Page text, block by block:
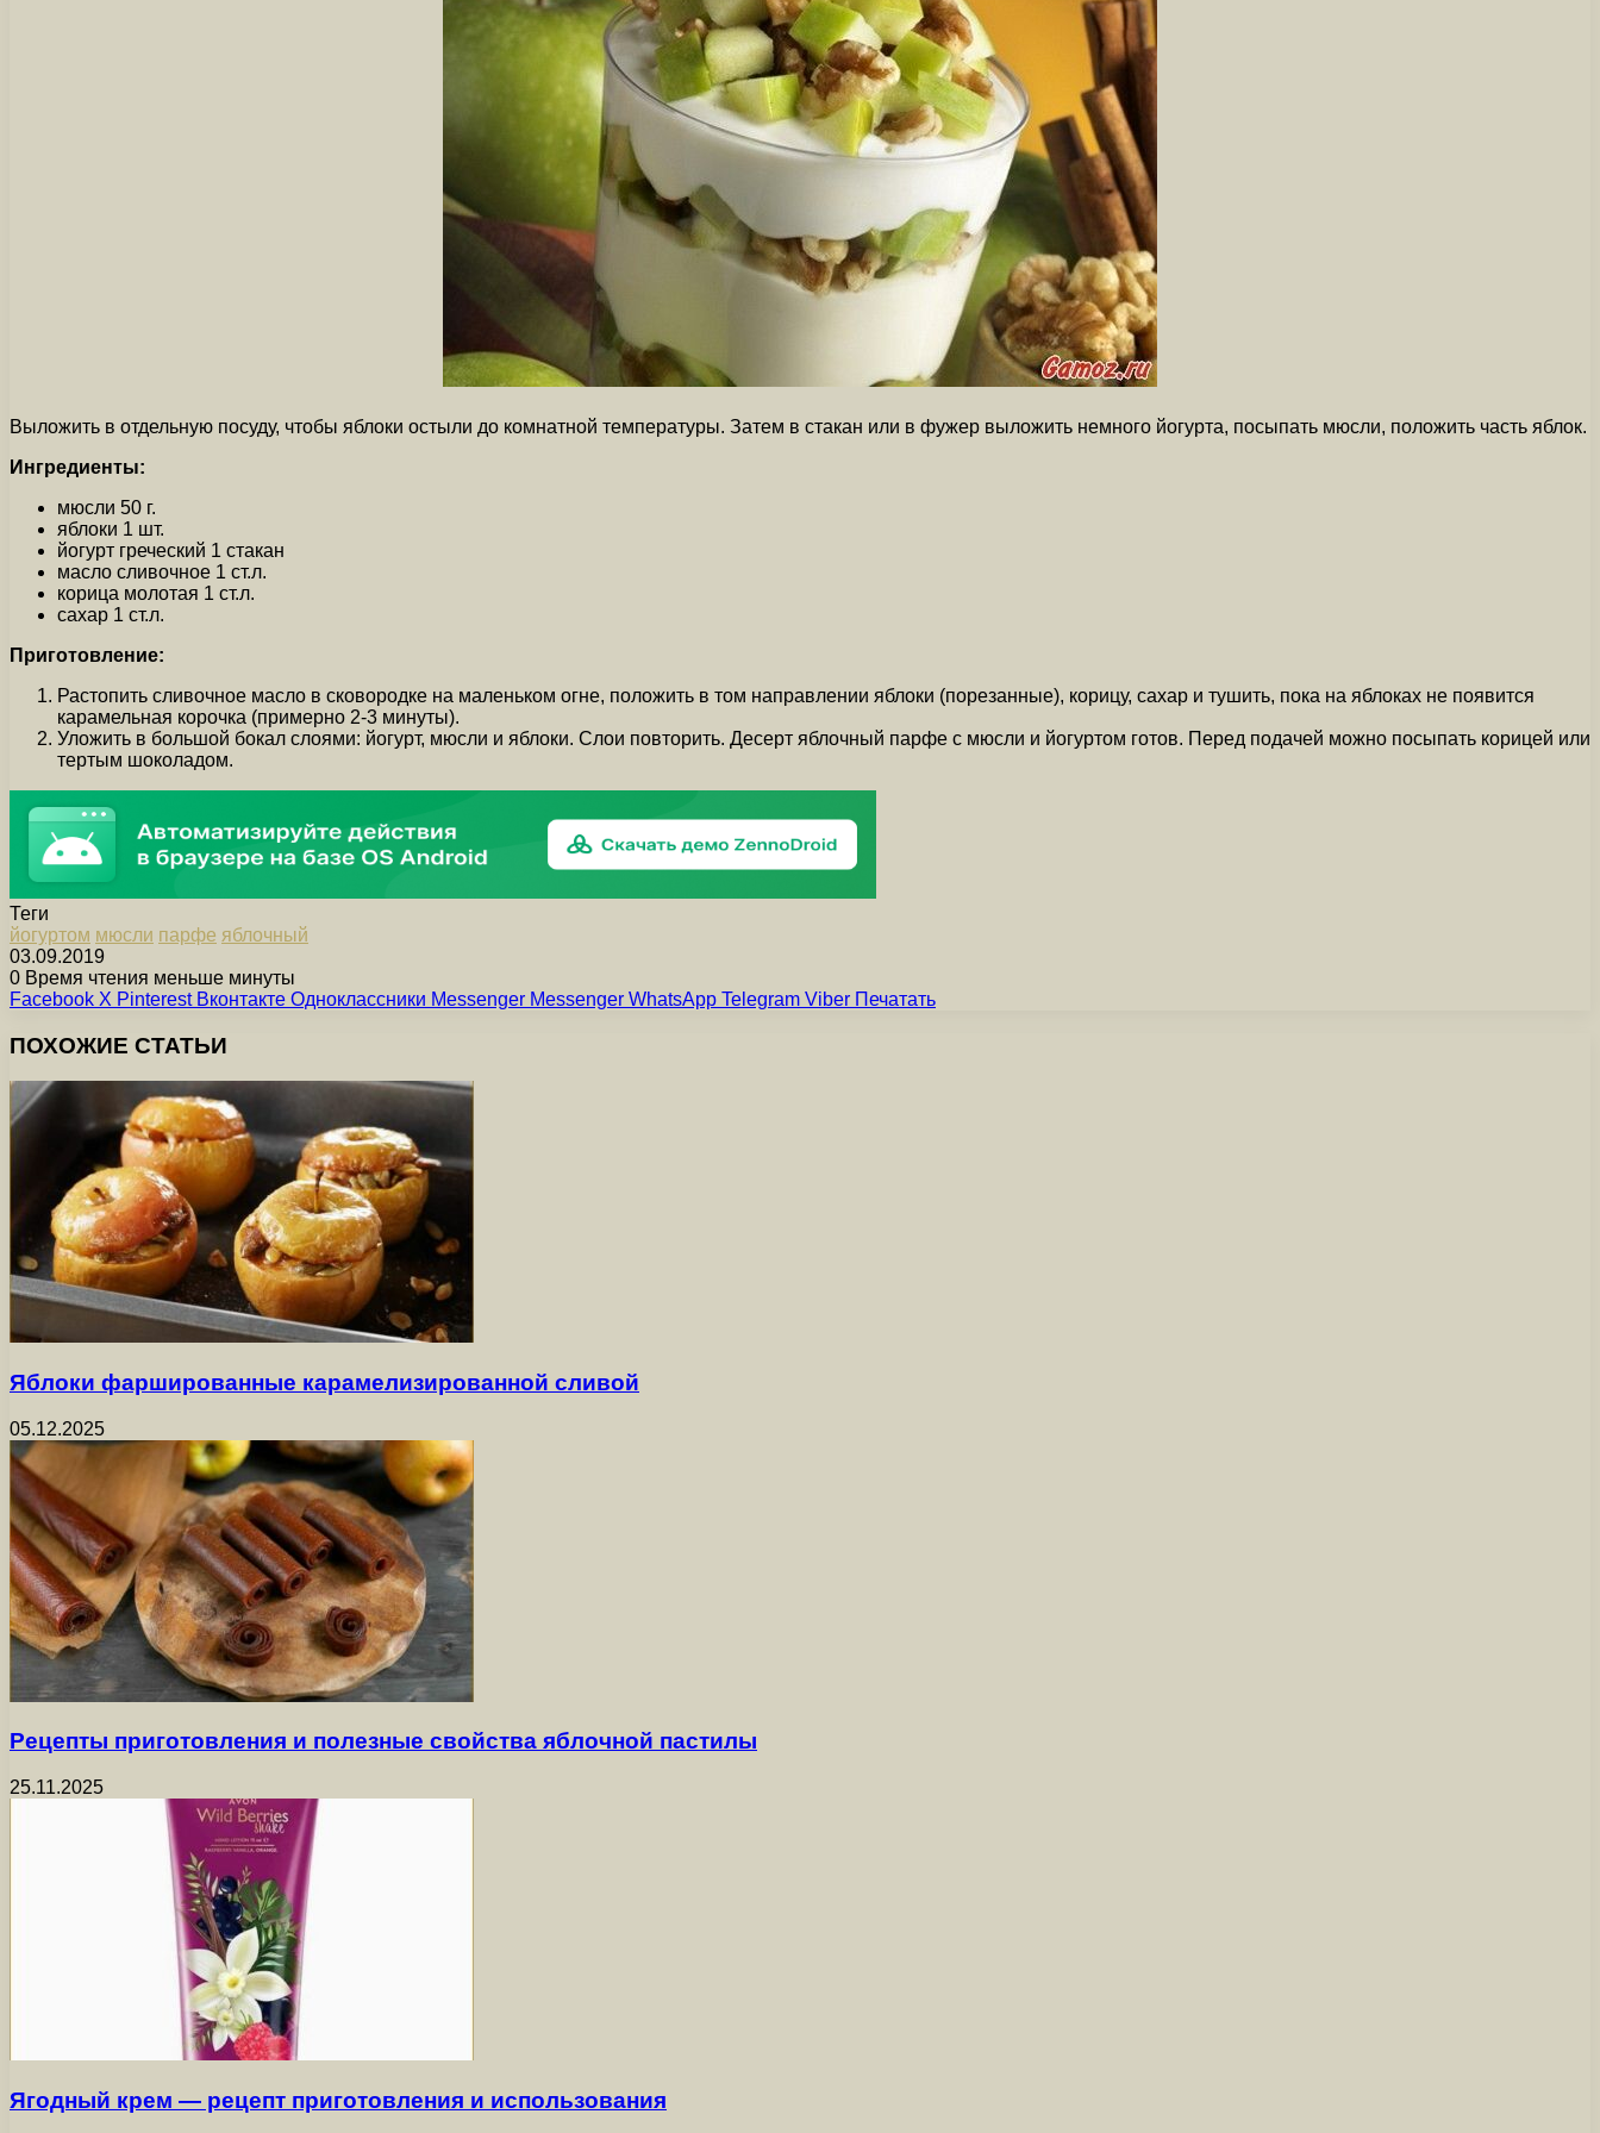
Выложить в отдельную посуду, чтобы яблоки остыли до комнатной температуры. Затем в стакан или в фужер выложить немного йогурта, посыпать мюсли, положить часть яблок.
Ингредиенты:
мюсли 50 г.
яблоки 1 шт.
йогурт греческий 1 стакан
масло сливочное 1 ст.л.
корица молотая 1 ст.л.
сахар 1 ст.л.
Приготовление:
Растопить сливочное масло в сковородке на маленьком огне, положить в том направлении яблоки (порезанные), корицу, сахар и тушить, пока на яблоках не появится
карамельная корочка (примерно 2-3 минуты).
Уложить в большой бокал слоями: йогурт, мюсли и яблоки. Слои повторить. Десерт яблочный парфе с мюсли и йогуртом готов. Перед подачей можно посыпать корицей или
тертым шоколадом.
Теги
йогуртом мюсли парфе яблочный
03.09.2019
0 Время чтения меньше минуты
Facebook X Pinterest Вконтакте Одноклассники Messenger Messenger WhatsApp Telegram Viber Печатать
ПОХОЖИЕ СТАТЬИ
Яблоки фаршированные карамелизированной сливой
05.12.2025
Рецепты приготовления и полезные свойства яблочной пастилы
25.11.2025
Ягодный крем — рецепт приготовления и использования